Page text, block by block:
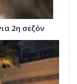
2η σεζόν